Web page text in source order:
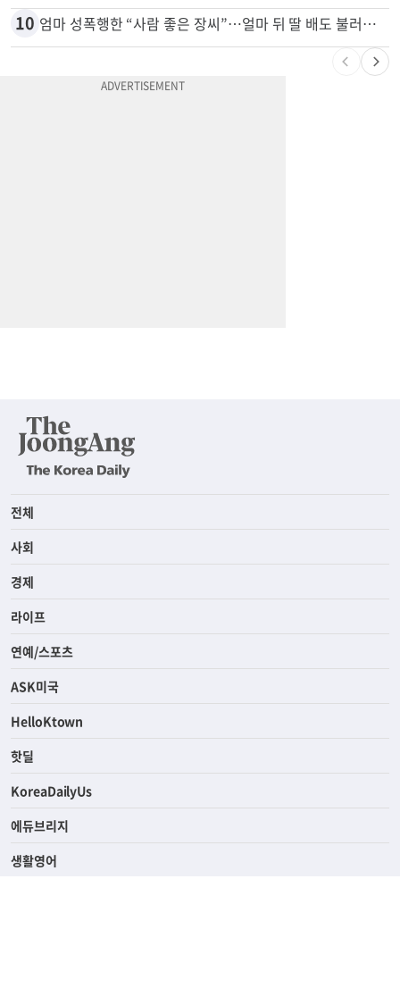
10 엄마 성폭행한 “사람 좋은 장씨”…얼마 뒤 딸 배도 불러왔다
전체
사회
경제
라이프
연예/스포츠
ASK미국
HelloKtown
핫딜
KoreaDailyUs
에듀브리지
생활영어